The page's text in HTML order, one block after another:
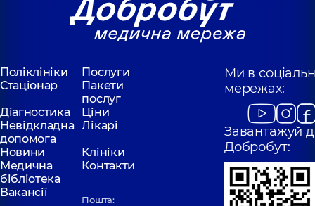
Поліклініки
Послуги
Стаціонар
Пакети
послуг
Діагностика
Ціни
Невідкладна
допомога
Лікарі
Новини
Клініки
Медична
бібліотека
Контакти
Вакансії
Пошта:
Ми в
мережах:
Завантажуй
Добробут: